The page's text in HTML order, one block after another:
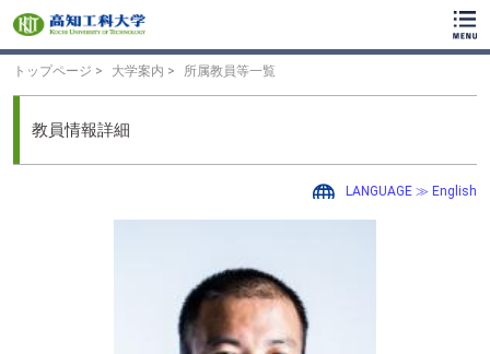
ッ
トップページ 大学案内 所属教員等一覧
教員情報詳細
LANGUAGE ≫ English